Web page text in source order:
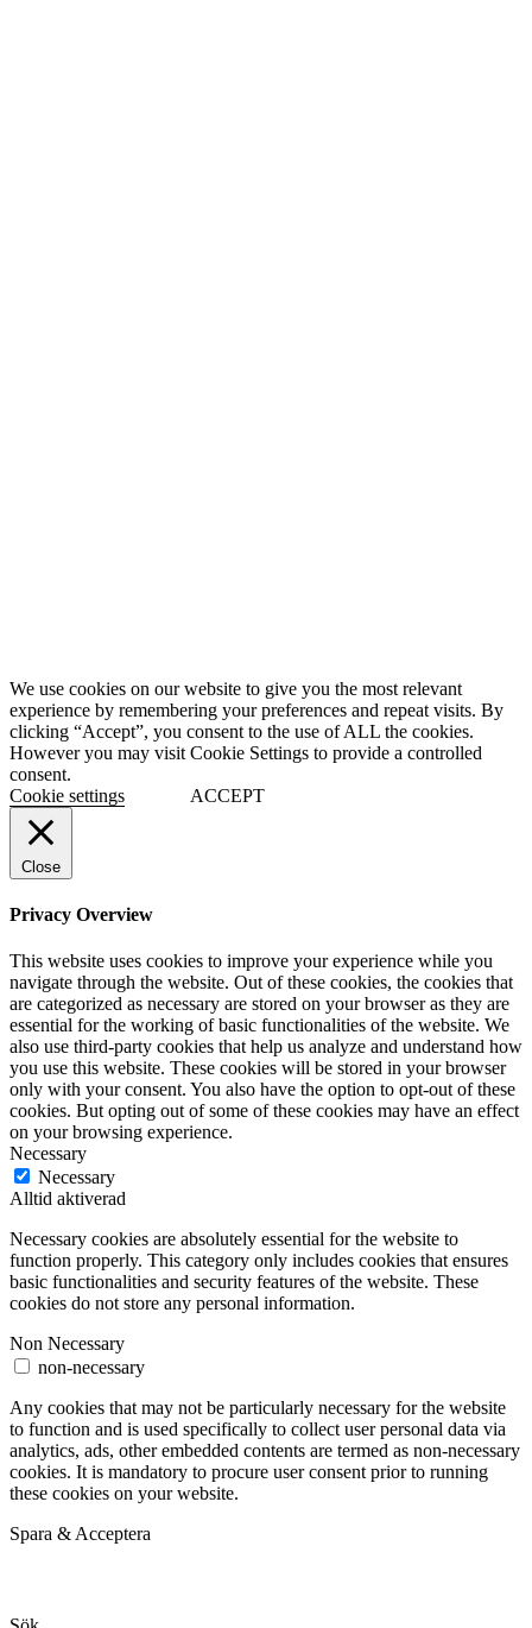
We use cookies on our website to give you the most relevant
experience by remembering your preferences and repeat visits. By
clicking “Accept”, you consent to the use of ALL the cookies.
However you may visit Cookie Settings to provide a controlled
consent.
Cookie settings
ACCEPT
Close
Privacy Overview
This website uses cookies to improve your experience while you
navigate through the website. Out of these cookies, the cookies that
are categorized as necessary are stored on your browser as they are
essential for the working of basic functionalities of the website. We
also use third-party cookies that help us analyze and understand how
you use this website. These cookies will be stored in your browser
only with your consent. You also have the option to opt-out of these
cookies. But opting out of some of these cookies may have an effect
on your browsing experience.
Necessary
Necessary
Alltid aktiverad
Necessary cookies are absolutely essential for the website to
function properly. This category only includes cookies that ensures
basic functionalities and security features of the website. These
cookies do not store any personal information.
Non Necessary
non-necessary
Any cookies that may not be particularly necessary for the website
to function and is used specifically to collect user personal data via
analytics, ads, other embedded contents are termed as non-necessary
cookies. It is mandatory to procure user consent prior to running
these cookies on your website.
Spara & Acceptera